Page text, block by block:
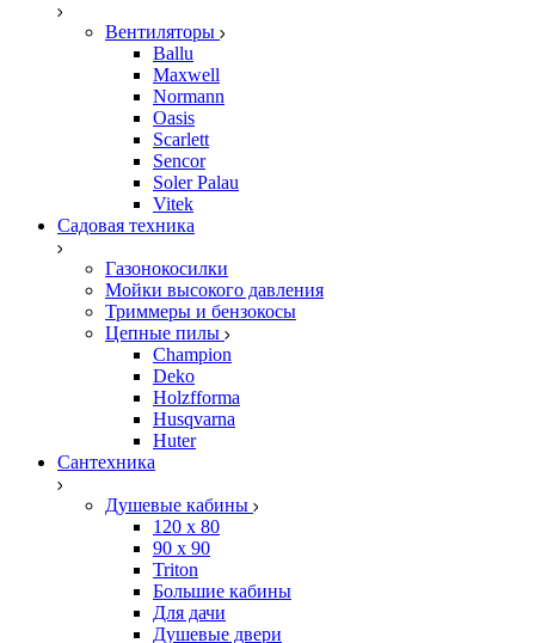
Вентиляторы
Ballu
Maxwell
Normann
Oasis
Scarlett
Sencor
Soler Palau
Vitek
Садовая техника
Газонокосилки
Мойки высокого давления
Триммеры и бензокосы
Цепные пилы
Champion
Deko
Holzfforma
Husqvarna
Huter
Сантехника
Душевые кабины
120 x 80
90 х 90
Triton
Большие кабины
Для дачи
Душевые двери